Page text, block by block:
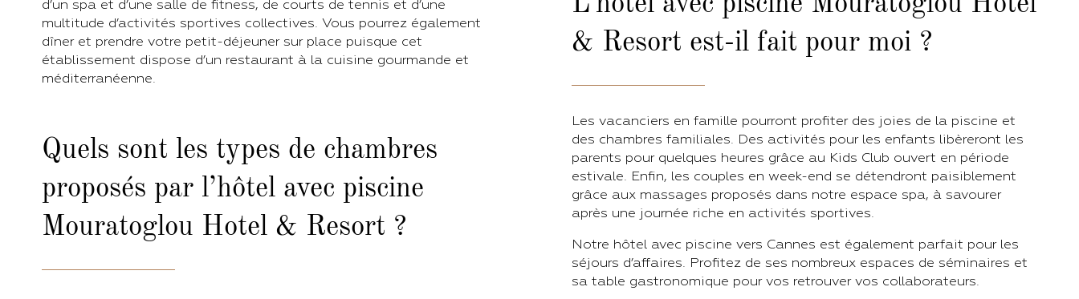
d’un spa et d’une salle de fitness, de courts de tennis et d’une
multitude d’activités sportives collectives. Vous pourrez également
dîner et prendre votre petit-déjeuner sur place puisque cet
établissement dispose d’un restaurant à la cuisine gourmande et
méditerranéenne.
Quels sont les types de chambres
proposés par l’hôtel avec piscine
Mouratoglou Hotel & Resort ?
& Resort est-il fait pour moi ?
Les vacanciers en famille pourront profiter des joies de la piscine et
des chambres familiales. Des activités pour les enfants libèreront les
parents pour quelques heures grâce au Kids Club ouvert en période
estivale. Enfin, les couples en week-end se détendront paisiblement
grâce aux massages proposés dans notre espace spa, à savourer
après une journée riche en activités sportives.
Notre hôtel avec piscine vers Cannes est également parfait pour les
séjours d’affaires. Profitez de ses nombreux espaces de séminaires et
sa table gastronomique pour vos retrouver vos collaborateurs.